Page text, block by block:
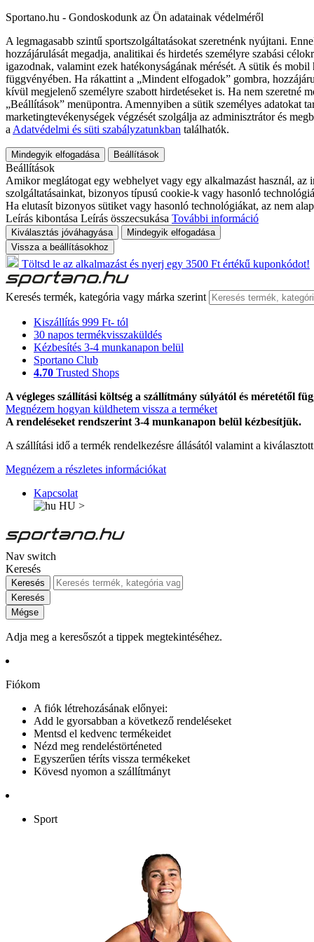
Sportano.hu - Gondoskodunk az Ön adatainak védelméről
A legmagasabb szintű sportszolgáltatásokat szeretnénk nyújtani.
hozzájárulását megadja, analitikai és hirdetés személyre szabási
igazodnak, valamint ezek hatékonyságának mérését. A sütik és
függvényében. Ha rákattint a „Mindent elfogadok” gombra,
kívül megjelenő személyre szabott hirdetéseket is. Ha nem szeretné
„Beállítások” menüpontra. Amennyiben a sütik személyes adatokat
marketingtevékenységek végzését szolgálja az adminisztrátor és
a Adatvédelmi és süti szabályzatunkban találhatók.
Mindegyik elfogadása Beállítások
Beállítások
Amikor meglátogat egy webhelyet vagy egy alkalmazást használ,
szolgáltatásainkat, bizonyos típusú cookie-k vagy hasonló
Ha elutasít bizonyos sütiket vagy hasonló technológiákat, az nem
Leírás kibontása Leírás összecsukása További információ
Kiválasztás jóváhagyása
Mindegyik elfogadása
Vissza a beállításokhoz
Töltsd le az alkalmazást és nyerj egy 3500 Ft értékű kuponkódot!
Keresés termék, kategória vagy márka szerint
Kiszállítás 999 Ft- tól
30 napos termékvisszaküldés
Kézbesítés 3-4 munkanapon belül
Sportano Club
4.70 Trusted Shops
A végleges szállítási költség a szállítmány súlyától és méretétől
Megnézem hogyan küldhetem vissza a terméket
A rendeléseket rendszerint 3-4 munkanapon belül kézbesítjük.
A szállítási idő a termék rendelkezésre állásától valamint a
Megnézem a részletes információkat
Kapcsolat
HU >
Nav switch
Keresés
Keresés
Keresés
Mégse
Adja meg a keresőszót a tippek megtekintéséhez.
Fiókom
A fiók létrehozásának előnyei:
Add le gyorsabban a következő rendeléseket
Mentsd el kedvenc termékeidet
Nézd meg rendeléstörténeted
Egyszerűen téríts vissza termékeket
Kövesd nyomon a szállítmányt
Sport